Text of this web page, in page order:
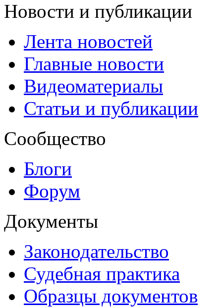
Новости и публикации
Лента новостей
Главные новости
Видеоматериалы
Статьи и публикации
Сообщество
Блоги
Форум
Документы
Законодательство
Судебная практика
Образцы документов